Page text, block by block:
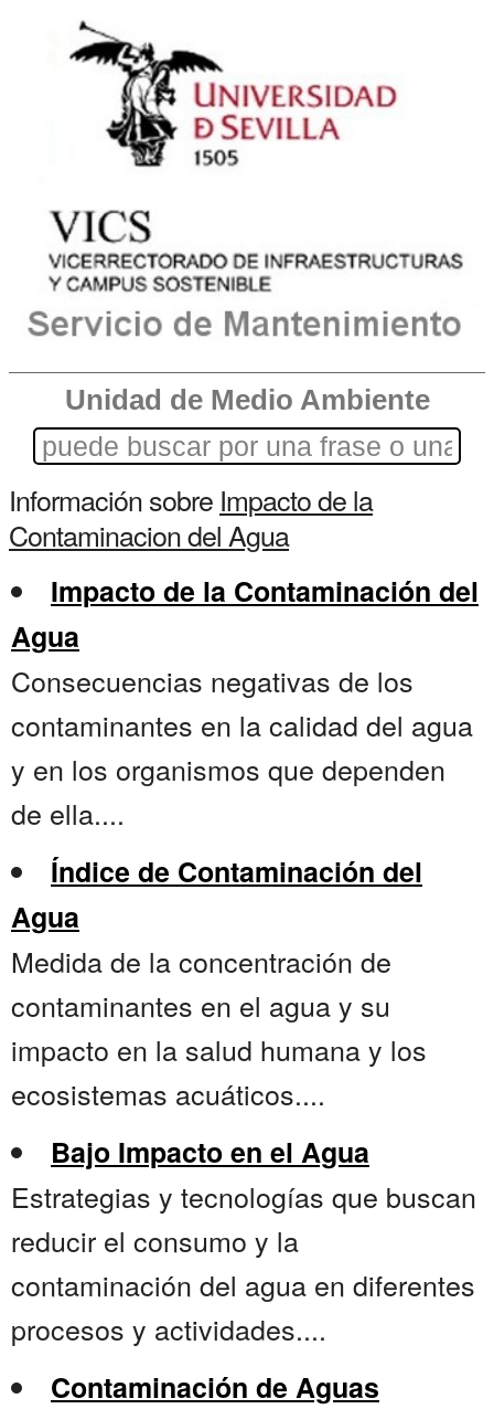
Unidad de Medio Ambiente
Información sobre Impacto de la
Contaminacion del Agua
Impacto de la Contaminación del
Agua
Consecuencias negativas de los
contaminantes en la calidad del agua
y en los organismos que dependen
de ella....
Índice de Contaminación del
Agua
Medida de la concentración de
contaminantes en el agua y su
impacto en la salud humana y los
ecosistemas acuáticos....
Bajo Impacto en el Agua
Estrategias y tecnologías que buscan
reducir el consumo y la
contaminación del agua en diferentes
procesos y actividades....
Contaminación de Aguas